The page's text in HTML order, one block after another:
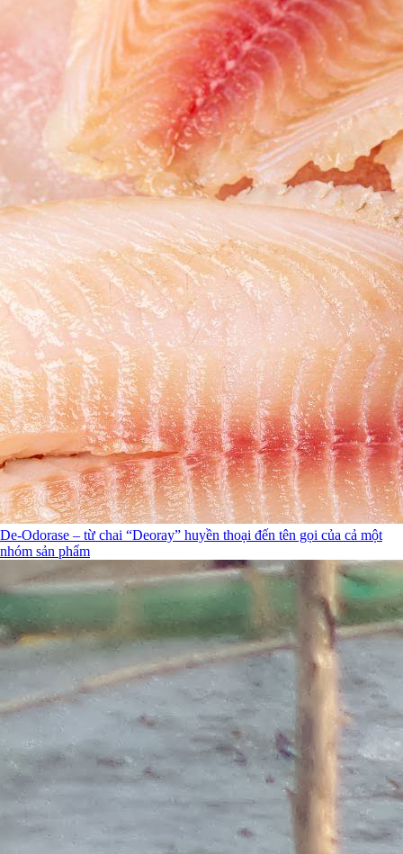
De-Odorase – từ chai “Deoray” huyền thoại đến tên gọi của cả một
nhóm sản phẩm